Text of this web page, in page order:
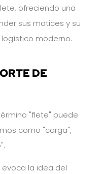
ofreciendo una
sus matices y su
moderno.
DE
"flete" puede
como "carga",
la idea del